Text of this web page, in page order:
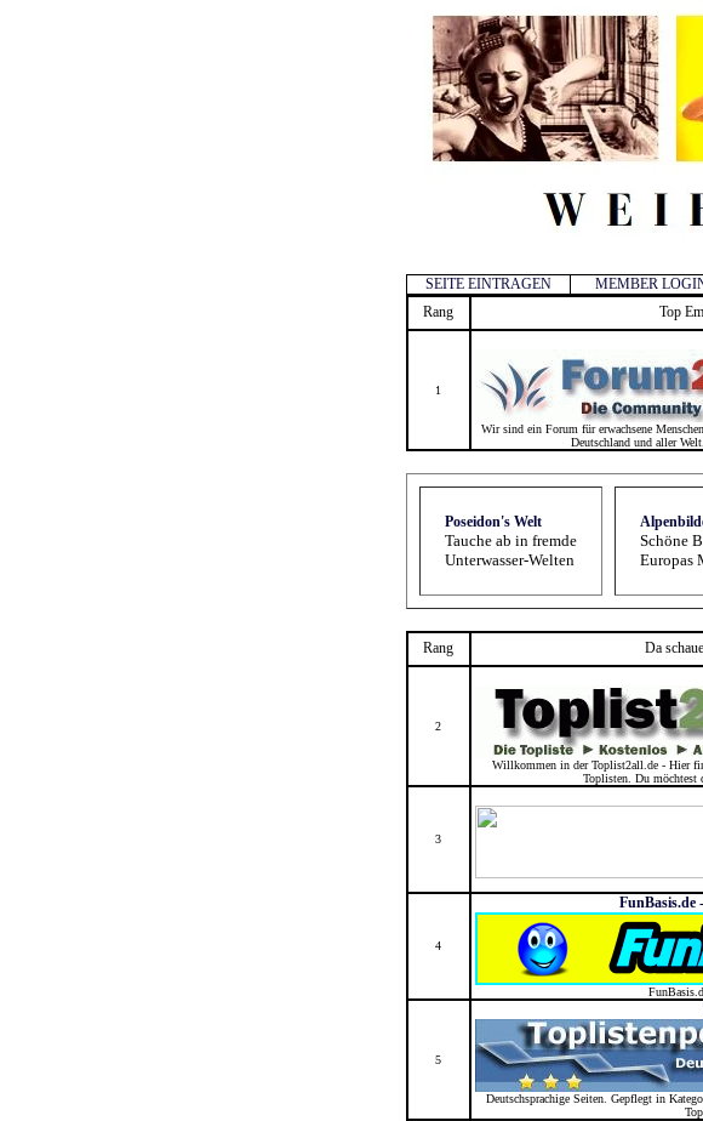
SEITE EINTRAGEN MEMBER
Rang
Top
1
Wir sind ein Forum für erwachsene
Deutschland und aller
Poseidon's Welt
Tauche ab in fremde
Unterwasser-Welten
Schöne
Europas
Rang Da
2
Willkommen in der Toplist2all.de - Hier
Toplisten. Du möchtest
3
4
FunBasis.de
5
Deutschsprachige Seiten. Gepflegt in